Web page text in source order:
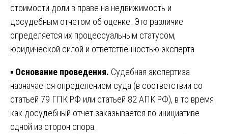
стоимости доли в праве на недвижимость и
досудебным отчетом об оценке. Это различие
определяется их процессуальным статусом,
юридической силой и ответственностью эксперта.
▪️ Основание проведения. Судебная экспертиза
назначается определением суда (в соответствии со
статьей 79 ГПК РФ или статьей 82 АПК РФ), в то время
как досудебный отчет заказывается по инициативе
одной из сторон спора.